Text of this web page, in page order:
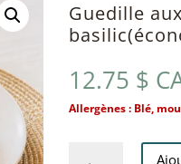
Guedille
12.75 $
Allergènes : Blé,